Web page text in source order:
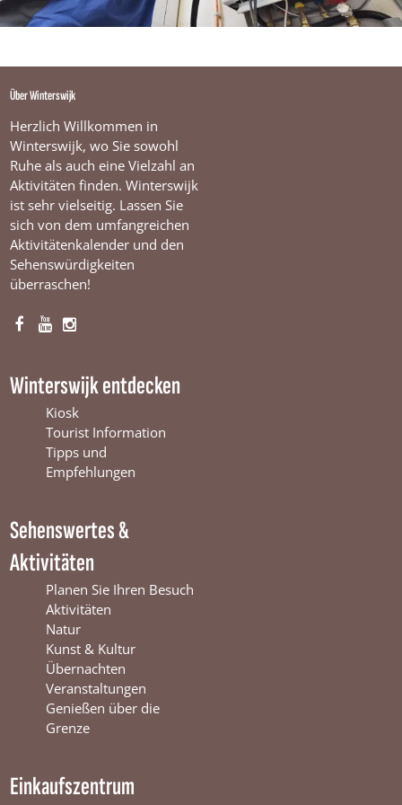
Über Winterswijk
Herzlich Willkommen in
Winterswijk, wo Sie sowohl
Ruhe als auch eine Vielzahl an
Aktivitäten finden. Winterswijk
ist sehr vielseitig. Lassen Sie
sich von dem umfangreichen
Aktivitätenkalender und den
Sehenswürdigkeiten
überraschen!
F
e
n
t
e
Y
T
u
b
e
W
t
e
r
s
w
i
j
k
I
t
a
g
r
a
i
t
e
r
s
w
i
j
k
Winterswijk entdecken
Kiosk
Tourist Information
Tipps und
Empfehlungen
Sehenswertes &
Aktivitäten
Planen Sie Ihren Besuch
Aktivitäten
Natur
Kunst & Kultur
Übernachten
Veranstaltungen
Genießen über die
Grenze
Einkaufszentrum